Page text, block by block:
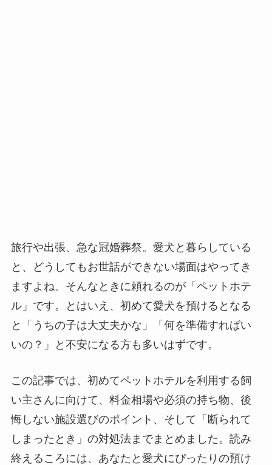
旅行や出張、急な冠婚葬祭。愛犬と暮らしている
と、どうしてもお世話ができない場面はやってき
ますよね。そんなときに頼れるのが「ペットホテ
ル」です。とはいえ、初めて愛犬を預けるとなる
と「うちの子は大丈夫かな」「何を準備すればい
いの？」と不安になる方も多いはずです。
この記事では、初めてペットホテルを利用する飼
い主さんに向けて、料金相場や必須の持ち物、後
悔しない施設選びのポイント、そして「断られて
しまったとき」の対処法までまとめました。読み
終えるころには、あなたと愛犬にぴったりの預け